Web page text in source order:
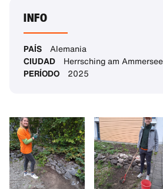
INFO
PAÍS Alemania
CIUDAD Herrsching am Ammersee
PERÍODO 2025